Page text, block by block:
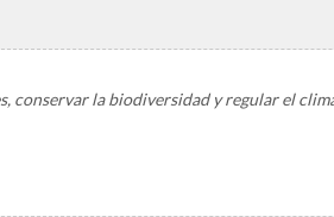
conservar la biodiversidad y regular el